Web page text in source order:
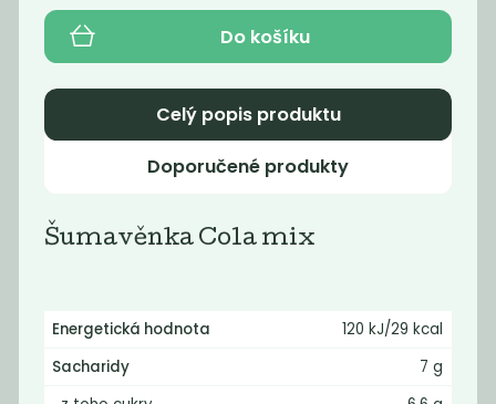
Šumavěnka
oranžáda
Šumavěnka
malina
45
Do košíku
Celý popis produktu
Doporučené produkty
Šumavěnka Cola mix
Energetická hodnota
120 kJ/29 kcal
Sacharidy
7 g